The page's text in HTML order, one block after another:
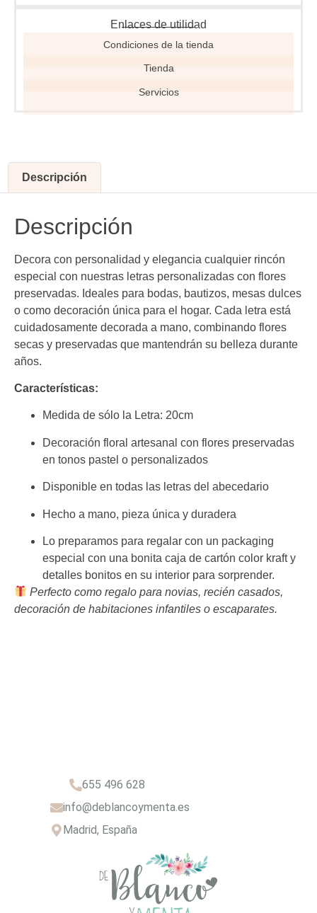
Enlaces de utilidad
Condiciones de la tienda
Tienda
Servicios
Descripción
Descripción
Decora con personalidad y elegancia cualquier rincón
especial con nuestras letras personalizadas con flores
preservadas. Ideales para bodas, bautizos, mesas dulces
o como decoración única para el hogar. Cada letra está
cuidadosamente decorada a mano, combinando flores
secas y preservadas que mantendrán su belleza durante
años.
Características:
Medida de sólo la Letra: 20cm
Decoración floral artesanal con flores preservadas
en tonos pastel o personalizados
Disponible en todas las letras del abecedario
Hecho a mano, pieza única y duradera
Lo preparamos para regalar con un packaging
especial con una bonita caja de cartón color kraft y
detalles bonitos en su interior para sorprender.
Perfecto como regalo para novias, recién casados,
decoración de habitaciones infantiles o escaparates.
655 496 628
info@deblancoymenta.es
Madrid, España